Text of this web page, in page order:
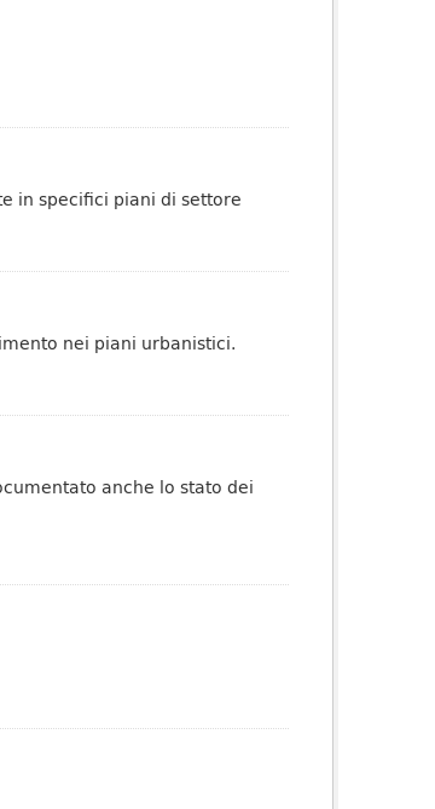
in specifici piani di settore
nei piani urbanistici.
anche lo stato dei